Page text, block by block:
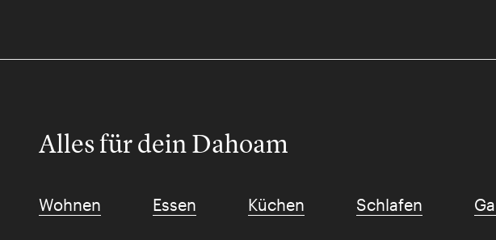
Alles für dein Dahoam
Wohnen Essen Küchen Schlafen